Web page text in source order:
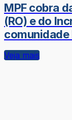
MPF cobra
(RO) e do
comunidade
Veja mais